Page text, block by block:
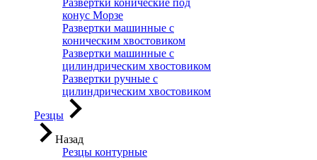
Развертки конические под
конус Морзе
Развертки машинные с
коническим хвостовиком
Развертки машинные с
цилиндрическим хвостовиком
Развертки ручные с
цилиндрическим хвостовиком
Резцы
Назад
Резцы контурные